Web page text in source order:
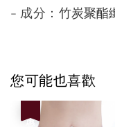
- 成分： 竹炭聚酯
您可能也喜歡